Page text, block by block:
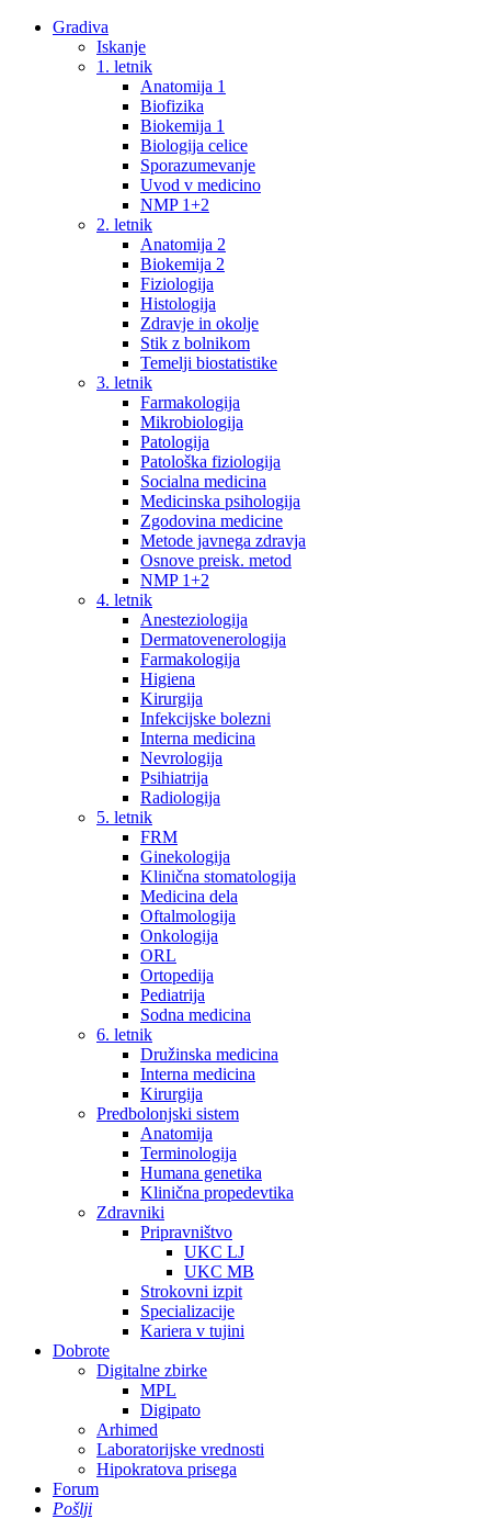
Gradiva
Iskanje
1. letnik
Anatomija 1
Biofizika
Biokemija 1
Biologija celice
Sporazumevanje
Uvod v medicino
NMP 1+2
2. letnik
Anatomija 2
Biokemija 2
Fiziologija
Histologija
Zdravje in okolje
Stik z bolnikom
Temelji biostatistike
3. letnik
Farmakologija
Mikrobiologija
Patologija
Patološka fiziologija
Socialna medicina
Medicinska psihologija
Zgodovina medicine
Metode javnega zdravja
Osnove preisk. metod
NMP 1+2
4. letnik
Anesteziologija
Dermatovenerologija
Farmakologija
Higiena
Kirurgija
Infekcijske bolezni
Interna medicina
Nevrologija
Psihiatrija
Radiologija
5. letnik
FRM
Ginekologija
Klinična stomatologija
Medicina dela
Oftalmologija
Onkologija
ORL
Ortopedija
Pediatrija
Sodna medicina
6. letnik
Družinska medicina
Interna medicina
Kirurgija
Predbolonjski sistem
Anatomija
Terminologija
Humana genetika
Klinična propedevtika
Zdravniki
Pripravništvo
UKC LJ
UKC MB
Strokovni izpit
Specializacije
Kariera v tujini
Dobrote
Digitalne zbirke
MPL
Digipato
Arhimed
Laboratorijske vrednosti
Hipokratova prisega
Forum
Pošlji